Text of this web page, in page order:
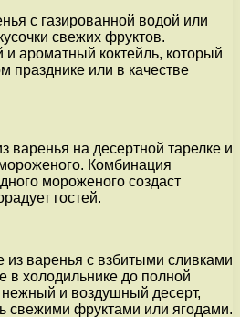
с газированной водой или
свежих фруктов.
ароматный коктейль, который
празднике или в качестве
варенья на десертной тарелке и
Комбинация
мороженого создаст
гостей.
варенья с взбитыми сливками
в холодильнике до полной
и воздушный десерт,
свежими фруктами или ягодами.